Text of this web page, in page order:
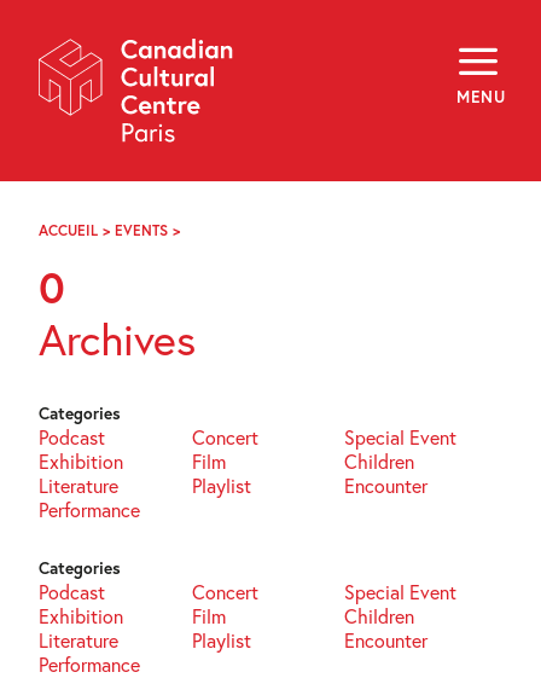
Navigation
MENU
About
Programming
Off-Site
Explore
Archives
FR
ACCUEIL > EVENTS >
0
Archives
Categories
Podcast Concert
Special Event
Exhibition
Film
Children
Literature
Playlist
Encounter
Performance
Categories
Podcast Concert
Special Event
Exhibition
Film
Children
Literature
Playlist
Encounter
Performance